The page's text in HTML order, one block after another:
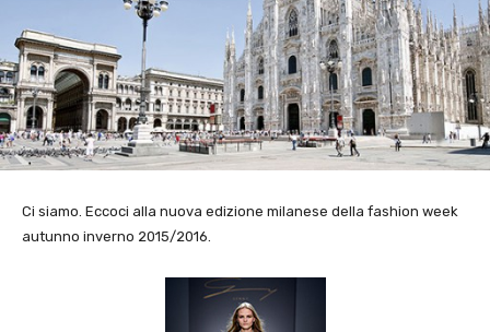
Ci siamo. Eccoci alla nuova edizione milanese della fashion week
autunno inverno 2015/2016.